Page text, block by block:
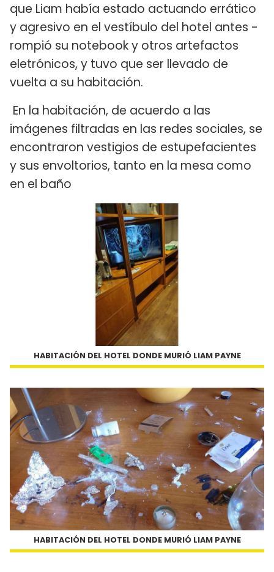
que Liam había estado actuando errático
y agresivo en el vestíbulo del hotel antes -
rompió su notebook y otros artefactos
eletrónicos, y tuvo que ser llevado de
vuelta a su habitación.
En la habitación, de acuerdo a las
imágenes filtradas en las redes sociales, se
encontraron vestigios de estupefacientes
y sus envoltorios, tanto en la mesa como
en el baño
HABITACIÓN DEL HOTEL DONDE MURIÓ LIAM PAYNE
HABITACIÓN DEL HOTEL DONDE MURIÓ LIAM PAYNE